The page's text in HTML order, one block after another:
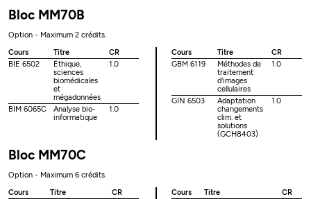
Bloc MM70B
Option - Maximum 2 crédits.
Cours
Titre
CR
BIE 6502
Éthique,
sciences
biomédicales
et
mégadonnées
1.0
BIM 6065C
Analyse bio-
informatique
1.0
Cours Titre
CR
GBM 6119
Méthodes de
traitement
d'images
cellulaires
1.0
GIN 6503
Adaptation
changements
clim. et
solutions
(GCH8403)
1.0
Bloc MM70C
Option - Maximum 6 crédits.
Cours
Titre
CR
Cours Titre
CR